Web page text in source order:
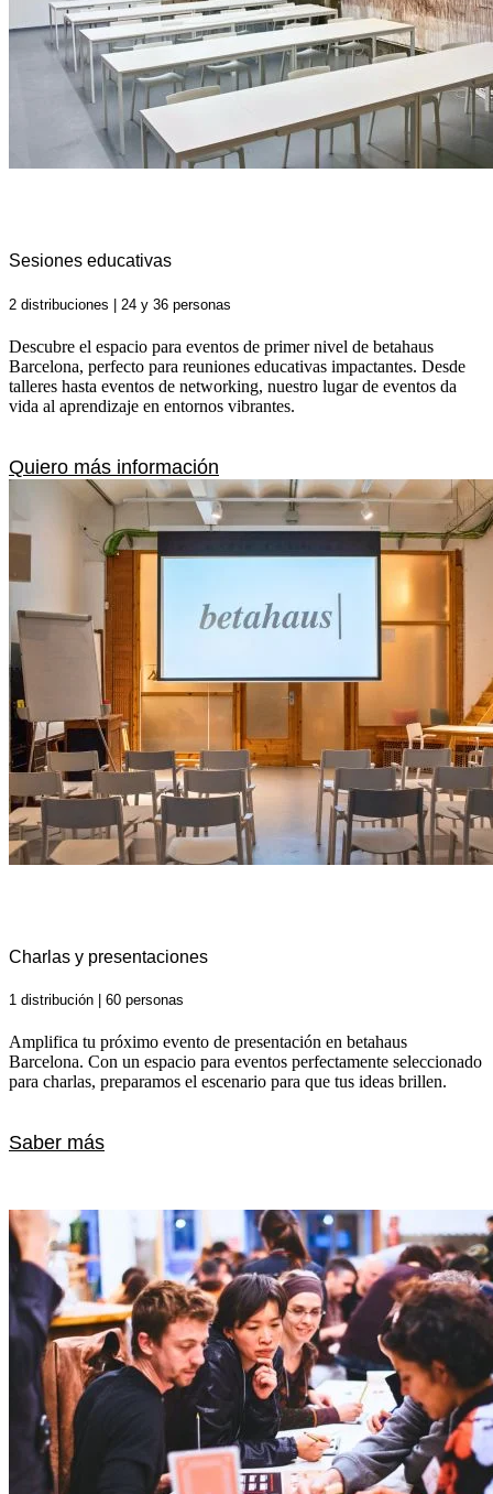
Sesiones educativas
2 distribuciones | 24 y 36 personas
Descubre el espacio para eventos de primer nivel de betahaus
Barcelona, perfecto para reuniones educativas impactantes. Desde
talleres hasta eventos de networking, nuestro lugar de eventos da
vida al aprendizaje en entornos vibrantes.
Quiero más información
Charlas y presentaciones
1 distribución | 60 personas
Amplifica tu próximo evento de presentación en betahaus
Barcelona. Con un espacio para eventos perfectamente seleccionado
para charlas, preparamos el escenario para que tus ideas brillen.
Saber más